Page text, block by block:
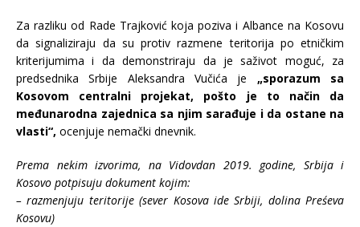
Za razliku od Rade Trajković koja poziva i Albance na Kosovu
da signaliziraju da su protiv razmene teritorija po etničkim
kriterijumima i da demonstriraju da je saživot moguć, za
predsednika Srbije Aleksandra Vučića je „sporazum sa
Kosovom centralni projekat, pošto je to način da
međunarodna zajednica sa njim sarađuje i da ostane na
vlasti“, ocenjuje nemački dnevnik.
Prema nekim izvorima, na Vidovdan 2019. godine, Srbija i
Kosovo potpisuju dokument kojim:
– razmenjuju teritorije (sever Kosova ide Srbiji, dolina Preśeva
Kosovu)